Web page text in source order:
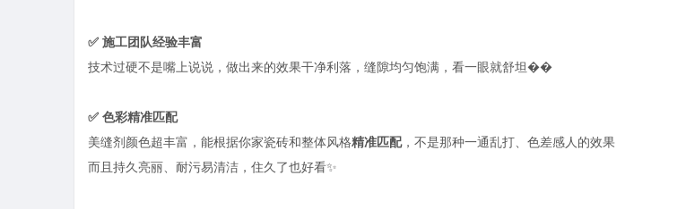
✅ 施工团队经验丰富
技术过硬不是嘴上说说，做出来的效果干净利落，缝隙均匀饱满，看一眼就舒坦��
✅ 色彩精准匹配
美缝剂颜色超丰富，能根据你家瓷砖和整体风格精准匹配，不是那种一通乱打、色差感人的效果
而且持久亮丽、耐污易清洁，住久了也好看✨